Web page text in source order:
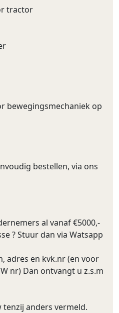
tractor
bewegingsmechaniek op
bestellen, via ons
al vanaf €5000,-
? Stuur dan via Watsapp
adres en kvk.nr (en voor
nr) Dan ontvangt u z.s.m
tenzij anders vermeld.